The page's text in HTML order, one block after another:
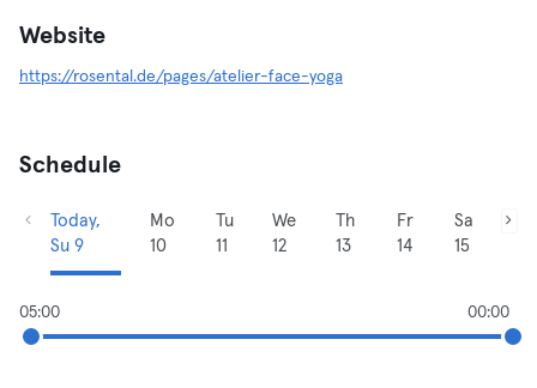
Website
https://rosental.de/pages/atelier-face-yoga
Schedule
Today,
Su 9
Mo
10
Tu
11
We
12
Th
13
Fr
14
Sa
15
05:00 00:00